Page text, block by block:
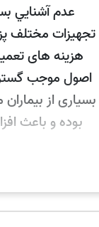
عدم آشنايي
تجهيزات مختلف
هزينه های
اصول موجب
بسياری از
بوده و باعث